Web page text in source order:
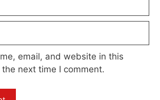
email, and website in this
next time I comment.